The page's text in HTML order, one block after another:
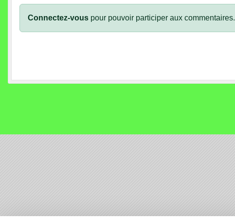
Connectez-vous pour pouvoir participer aux commentaires.